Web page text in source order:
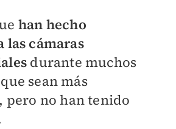
han hecho
las cámaras
durante muchos
sean más
pero no han tenido